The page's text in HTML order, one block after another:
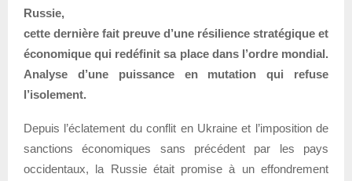
Russie,
cette dernière fait preuve d’une résilience stratégique et
économique qui redéfinit sa place dans l’ordre mondial.
Analyse d’une puissance en mutation qui refuse
l’isolement.
Depuis l’éclatement du conflit en Ukraine et l’imposition de
sanctions économiques sans précédent par les pays
occidentaux, la Russie était promise à un effondrement